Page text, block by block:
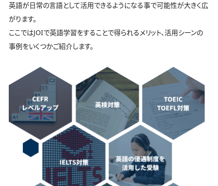
英語が日常の言語として活用できるようになる事で可能性が大きく広
がります。
ここではJOIで英語学習をすることで得られるメリット、活用シーンの
事例をいくつかご紹介します。